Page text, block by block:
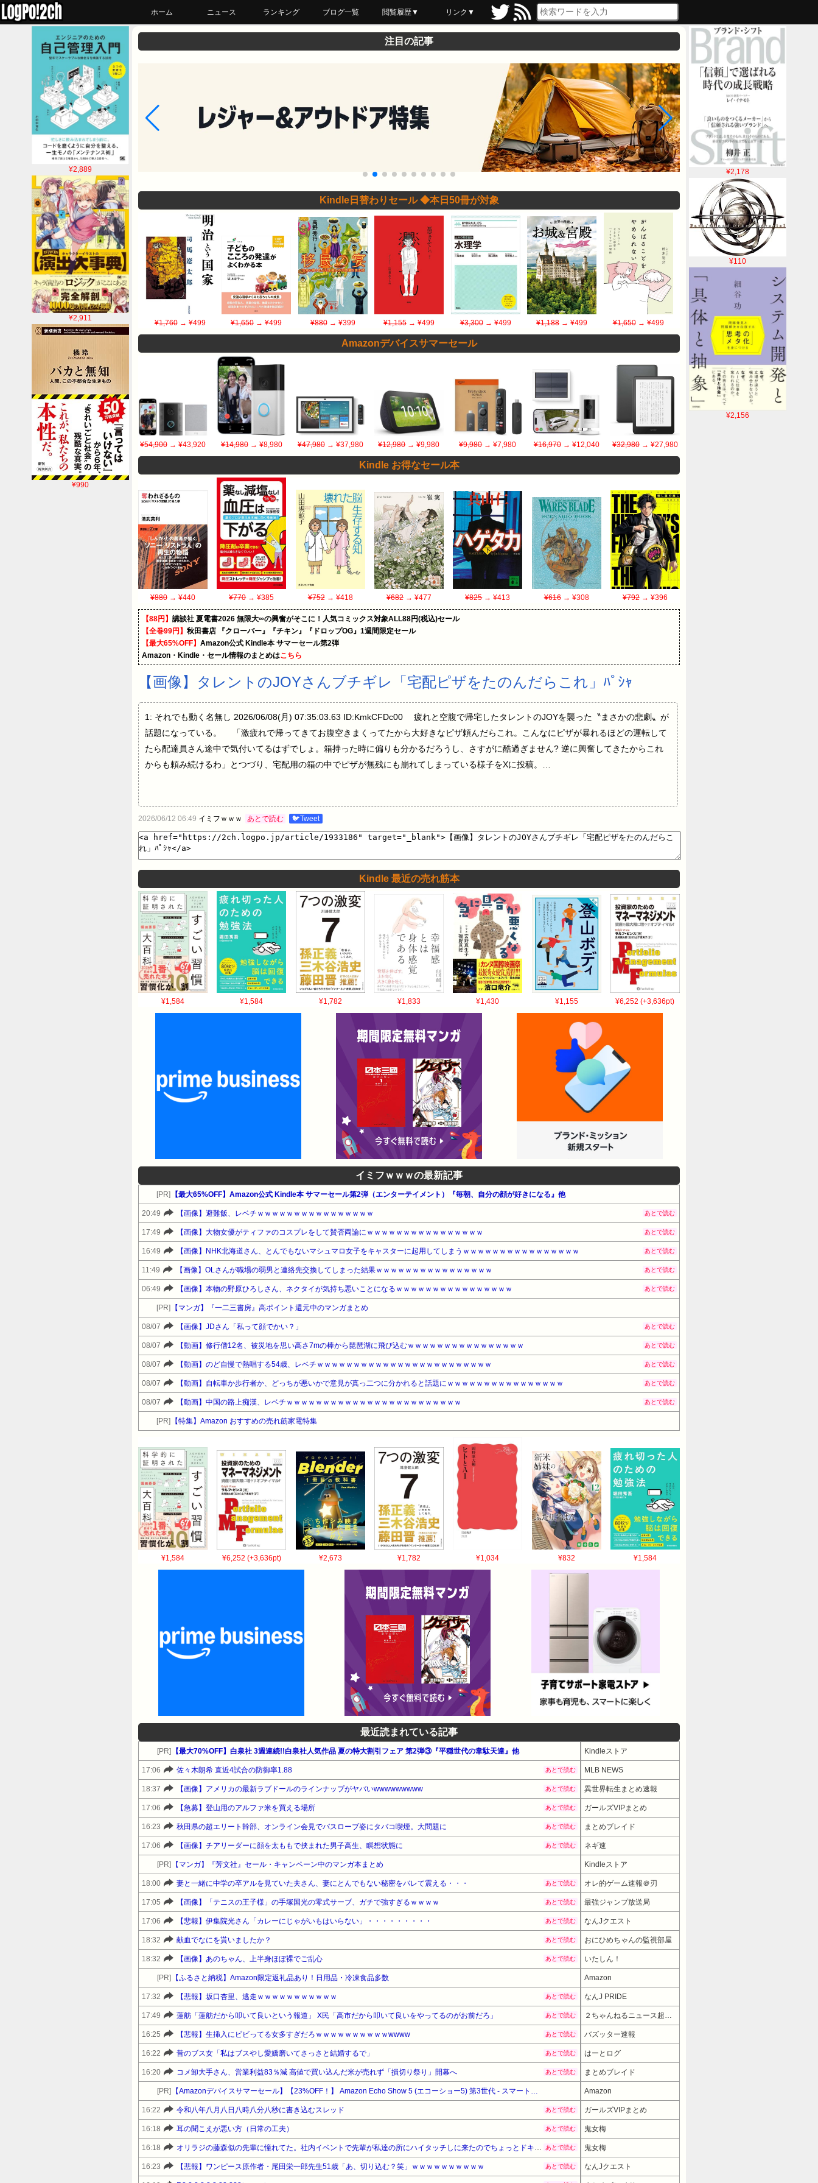
ホーム ニュース ランキング ブログ一覧 閲覧履歴▼
最近読んだ
あとで読む
ブックマーク
リンク▼
¥2,178
¥110
¥2,156
¥2,889
¥2,911
¥990
注目の記事
Kindle日替わりセール ◆本日50冊が対象
¥1,760→ ¥499 ¥1,650 → ¥499 ¥880→ ¥399 ¥1,155 → ¥499 ¥3,300→ ¥499 ¥1,188 → ¥499 ¥1,650→ ¥499
Amazonデバイスサマーセール
¥54,900 → ¥43,920 ¥14,980→ ¥8,980 ¥47,980→ ¥37,980 ¥12,980→ ¥9,980 ¥9,980→ ¥7,980 ¥16,970→ ¥12,040 ¥32,980→ ¥27,980
Kindle お得なセール本
¥880 → ¥440 ¥770→ ¥385 ¥752→ ¥418 ¥682→ ¥477 ¥825→ ¥413 ¥616→ ¥308 ¥792→ ¥396
【88円】 講談社 夏電書2026 無限大∞の興奮がそこに！人気コミックス対象ALL88円(税込)セール
【全巻99円】 秋田書店 『クローバー』『チキン』『ドロップOG』1週間限定セール
【最大65%OFF】 Amazon公式 Kindle本 サマーセール第2弾
Amazon・Kindle・セール情報のまとめはこちら
【画像】タレントのJOYさんブチギレ「宅配ピザをたのんだらこれ」ﾊﾟｼｬ
1: それでも動く名無し 2026/06/08(月) 07:35:03.63 ID:KmkCFDc00 疲れと空腹で帰宅したタレントのJOYを襲った〝まさかの悲劇〟が
話題になっている。 「激疲れで帰ってきてお腹空きまくってたから大好きなピザ頼んだらこれ。こんなにピザが暴れるほどの運転して
たら配達員さん途中で気付いてるはずでしょ。箱持った時に偏りも分かるだろうし、さすがに酷過ぎません? 逆に興奮してきたからこれ
からも頼み続けるわ」とつづり、宅配用の箱の中でピザが無残にも崩れてしまっている様子をXに投稿。…
2026/06/12 06:49 イミフｗｗｗ あとで読む 🐦Tweet
Kindle 最近の売れ筋本
¥1,584 ¥1,584 ¥1,782 ¥1,833 ¥1,430 ¥1,155 ¥6,252 (+3,636pt)
イミフｗｗｗの最新記事
[PR] 【最大65%OFF】Amazon公式 Kindle本 サマーセール第2弾（エンターテイメント）『毎朝、自分の顔が好きになる』他
20:49 【画像】避難飯、レベチｗｗｗｗｗｗｗｗｗｗｗｗｗｗｗｗ あとで読む
17:49 【画像】大物女優がティファのコスプレをして賛否両論にｗｗｗｗｗｗｗｗｗｗｗｗｗｗｗｗ あとで読む
16:49 【画像】NHK北海道さん、とんでもないマシュマロ女子をキャスターに起用してしまうｗｗｗｗｗｗｗｗｗｗｗｗｗｗｗｗ あとで読む
11:49 【画像】OLさんが職場の弱男と連絡先交換してしまった結果ｗｗｗｗｗｗｗｗｗｗｗｗｗｗｗｗ あとで読む
06:49 【画像】本物の野原ひろしさん、ネクタイが気持ち悪いことになるｗｗｗｗｗｗｗｗｗｗｗｗｗｗｗｗ あとで読む
[PR] 【マンガ】『一二三書房』高ポイント還元中のマンガまとめ
08/07 【画像】JDさん「私って顔でかい？」 あとで読む
08/07 【動画】修行僧12名、被災地を思い高さ7mの棒から琵琶湖に飛び込むｗｗｗｗｗｗｗｗｗｗｗｗｗｗｗｗ あとで読む
08/07 【動画】のど自慢で熱唱する54歳、レベチｗｗｗｗｗｗｗｗｗｗｗｗｗｗｗｗｗｗｗｗｗｗｗｗ あとで読む
08/07 【動画】自転車か歩行者か、どっちが悪いかで意見が真っ二つに分かれると話題にｗｗｗｗｗｗｗｗｗｗｗｗｗｗｗｗ あとで読む
08/07 【動画】中国の路上痴漢、レベチｗｗｗｗｗｗｗｗｗｗｗｗｗｗｗｗｗｗｗｗｗｗｗｗ あとで読む
[PR] 【特集】Amazon おすすめの売れ筋家電特集
¥1,584 ¥6,252 (+3,636pt) ¥2,673 ¥1,782 ¥1,034 ¥832 ¥1,584
最近読まれている記事
[PR] 【最大70%OFF】白泉社 3週連続!!白泉社人気作品 夏の特大割引フェア 第2弾③『平穏世代の韋駄天達』他 Kindleストア
17:06 佐々木朗希 直近4試合の防御率1.88 あとで読む MLB NEWS
18:37 【画像】アメリカの最新ラブドールのラインナップがヤバいwwwwwwwww あとで読む 異世界転生まとめ速報
17:06 【急募】登山用のアルファ米を買える場所 あとで読む ガールズVIPまとめ
16:23 秋田県の超エリート幹部、オンライン会見でバスローブ姿にタバコ喫煙。大問題に あとで読む まとめブレイド
17:06 【画像】チアリーダーに顔を太ももで挟まれた男子高生、瞑想状態に あとで読む ネギ速
[PR] 【マンガ】『芳文社』セール・キャンペーン中のマンガ本まとめ Kindleストア
18:00 妻と一緒に中学の卒アルを見ていた夫さん、妻にとんでもない秘密をバレて震える・・・ あとで読む オレ的ゲーム速報＠刃
17:05 【画像】「テニスの王子様」の手塚国光の零式サーブ、ガチで強すぎるｗｗｗｗ あとで読む 最強ジャンプ放送局
17:06 【悲報】伊集院光さん「カレーにじゃがいもはいらない」・・・・・・・・・ あとで読む なんJクエスト
18:32 献血でなにを貰いましたか？ あとで読む おにひめちゃんの監視部屋
18:32 【画像】あのちゃん、上半身ほぼ裸でご乱心 あとで読む いたしん！
[PR] 【ふるさと納税】Amazon限定返礼品あり！日用品・冷凍食品多数 Amazon
17:32 【悲報】坂口杏里、逃走ｗｗｗｗｗｗｗｗｗｗｗ あとで読む なんJ PRIDE
17:49 蓮舫「蓮舫だから叩いて良いという報道」 X民「高市だから叩いて良いをやってるのがお前だろ」 あとで読む ２ちゃんねるニュース超速まとめ＋
16:25 【悲報】生挿入にビビってる女多すぎだろｗｗｗｗｗｗｗｗｗｗwwww あとで読む バズッター速報
16:22 昔のブス女「私はブスやし愛嬌磨いてさっさと結婚するで」 あとで読む はーとログ
16:20 コメ卸大手さん、営業利益83％減 高値で買い込んだ米が売れず「損切り祭り」開幕へ あとで読む まとめブレイド
[PR] 【Amazonデバイスサマーセール】【23%OFF！】 Amazon Echo Show 5 (エコーショー5) 第3世代 - スマートディスプレイ with Alexa、2メガピクセルカメラ付き、チャコール Amazon
16:22 令和八年八月八日八時八分八秒に書き込むスレッド あとで読む ガールズVIPまとめ
16:18 耳の聞こえが悪い方（日常の工夫） あとで読む 鬼女梅
16:18 オリラジの藤森似の先輩に憧れてた。社内イベントで先輩が私達の所にハイタッチしに来たのでちょっとドキドキしてたら私の前でくるっと踵を返して別の部署の所へ あとで読む 鬼女梅
16:23 【悲報】ワンピース原作者・尾田栄一郎先生51歳「あ、切り込む？笑」ｗｗｗｗｗｗｗｗｗｗ あとで読む なんJクエスト